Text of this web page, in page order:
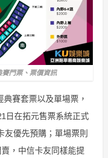
門票、票價資訊
賽套票以及單場票，
日在拓元售票系統正式
友優先預購；單場票則
，中信卡友同樣能提